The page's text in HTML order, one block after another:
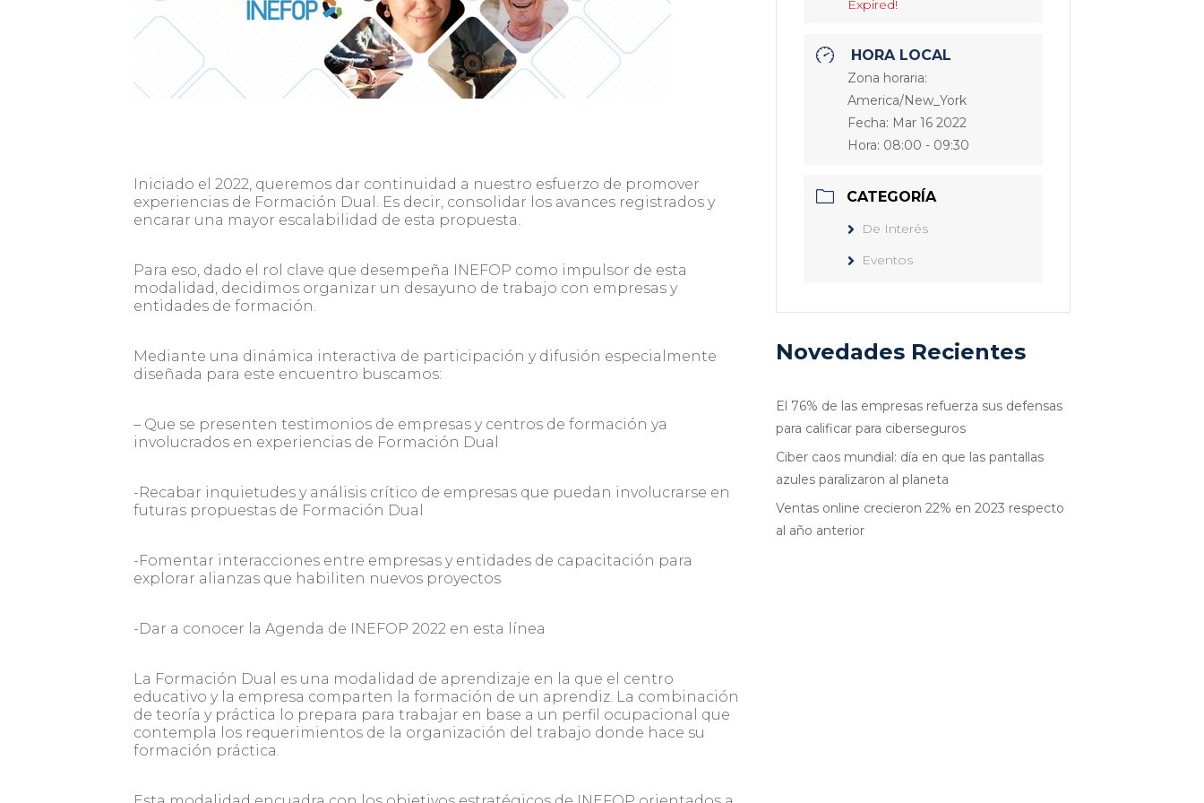
Iniciado el 2022, queremos dar continuidad a nuestro esfuerzo de promover
experiencias de Formación Dual. Es decir, consolidar los avances registrados y
encarar una mayor escalabilidad de esta propuesta.
Para eso, dado el rol clave que desempeña INEFOP como impulsor de esta
modalidad, decidimos organizar un desayuno de trabajo con empresas y
entidades de formación.
Mediante una dinámica interactiva de participación y difusión especialmente
diseñada para este encuentro buscamos:
– Que se presenten testimonios de empresas y centros de formación ya
involucrados en experiencias de Formación Dual
-Recabar inquietudes y análisis crítico de empresas que puedan involucrarse en
futuras propuestas de Formación Dual
-Fomentar interacciones entre empresas y entidades de capacitación para
explorar alianzas que habiliten nuevos proyectos
-Dar a conocer la Agenda de INEFOP 2022 en esta línea
La Formación Dual es una modalidad de aprendizaje en la que el centro
educativo y la empresa comparten la formación de un aprendiz. La combinación
de teoría y práctica lo prepara para trabajar en base a un perfil ocupacional que
contempla los requerimientos de la organización del trabajo donde hace su
formación práctica.
Expired!
HORA LOCAL
Zona horaria:
America/New_York
Fecha: Mar 16 2022
Hora: 08:00 - 09:30
CATEGORÍA
De Interés
Eventos
Novedades Recientes
El 76% de las empresas refuerza sus defensas
para calificar para ciberseguros
Ciber caos mundial: día en que las pantallas
azules paralizaron al planeta
Ventas online crecieron 22% en 2023 respecto
al año anterior